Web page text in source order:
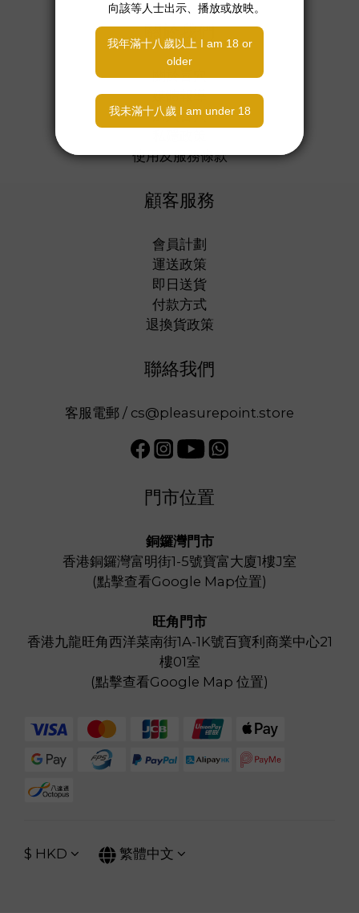
關於我們
關於喜穴
媒體報導
加入喜穴
使用及服務條款
顧客服務
會員計劃
運送政策
即日送貨
付款方式
退換貨政策
聯絡我們
客服電郵 / cs@pleasurepoint.store
門市位置
銅鑼灣門市
香港銅鑼灣富明街1-5號寶富大廈1樓J室
(點擊查看Google Map位置)
旺角門市
香港九龍旺角西洋菜南街1A-1K號百寶利商業中心21
樓01室
(點擊查看Google Map 位置)
$ HKD 繁體中文